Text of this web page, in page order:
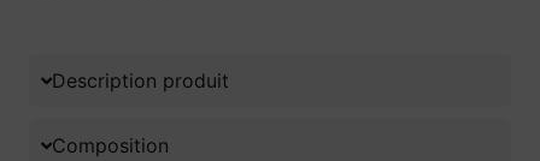
Description produit
Composition